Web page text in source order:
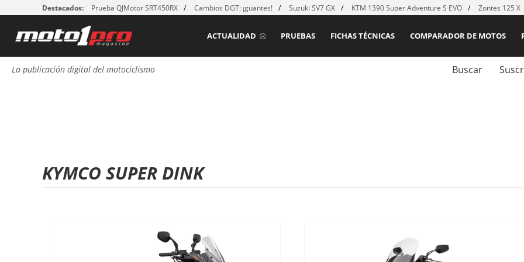
Destacados: Prueba QJMotor SRT450RX Cambios DGT: ¡guantes! Suzuki SV7 GX KTM 1390 Super Adventure S EVO Zontes 125 X
COMPARADOR DE MOTOS
FICHAS TÉCNICAS
PRUEBAS
ACTUALIDAD
La publicación digital del motociclismo Buscar
KYMCO SUPER DINK